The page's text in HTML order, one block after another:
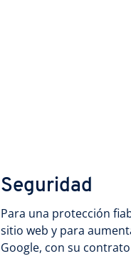
Seguridad
Para una protección
sitio web y para
Google, con su